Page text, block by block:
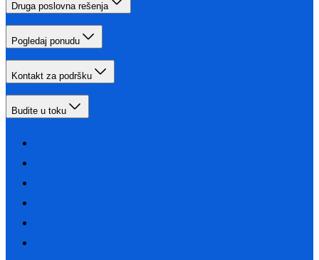
Druga poslovna rešenja
Pogledaj ponudu
Kontakt za podršku
Budite u toku